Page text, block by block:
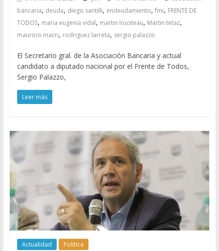
bancaria, deuda, diego santilli, endeudamiento, fmi, FRENTE DE
TODOS, maria eugenia vidal, martin lousteau, Martin tetaz,
mauricio macri, rodriguez larreta, sergio palazzo
El Secretario gral. de la Asociación Bancaria y actual
candidato a diputado nacional por el Frente de Todos,
Sergio Palazzo,
Leer más
Actualidad Política